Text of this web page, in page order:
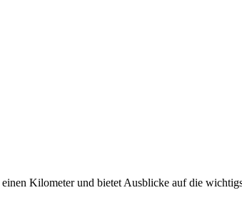
Kilometer und bietet Ausblicke auf die